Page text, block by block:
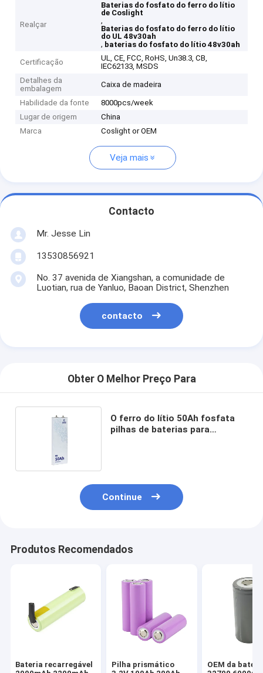
Realçar
Baterias do fosfato do ferro do lítio
de Coslight
,
Baterias do fosfato do ferro do lítio
do UL 48v30ah
, baterias do fosfato do lítio 48v30ah
Certificação
UL, CE, FCC, RoHS, Un38.3, CB,
IEC62133, MSDS
Detalhes da
embalagem
Caixa de madeira
Habilidade da fonte
8000pcs/week
Lugar de origem
China
Marca
Coslight or OEM
Veja mais
Contacto
Mr. Jesse Lin
13530856921
No. 37 avenida de Xiangshan, a comunidade de
Luotian, rua de Yanluo, Baoan District, Shenzhen
contacto
Obter O Melhor Preço Para
O ferro do lítio 50Ah fosfata
pilhas de baterias para
Continue
Produtos Recomendados
Bateria recarregável
Pilha prismático
OEM da